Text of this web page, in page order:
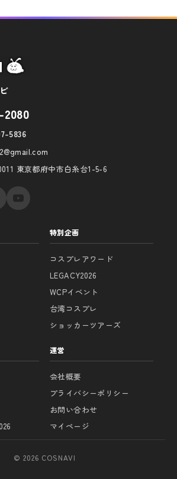
5836
東京都府中市白糸台1-5-6
特別企画
コスプレアワード
LEGACY2026
WCPイベント
台湾コスプレ
ショッカーツアーズ
運営
会社概要
プライバシーポリシー
お問い合わせ
マイページ
© 2026 COSNAVI